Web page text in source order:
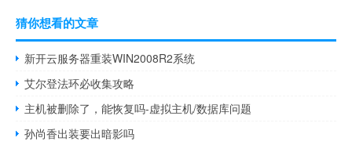
猜你想看的文章
新开云服务器重装WIN2008R2系统
艾尔登法环必收集攻略
主机被删除了，能恢复吗-虚拟主机/数据库问题
孙尚香出装要出暗影吗